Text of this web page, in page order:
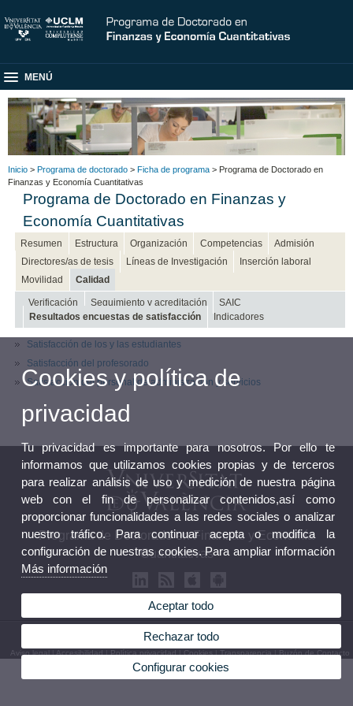
MENÚ
Inicio > Programa de doctorado > Ficha de programa > Programa de Doctorado en
Finanzas y Economía Cuantitativas
Programa de Doctorado en Finanzas y
Economía Cuantitativas
Resumen Estructura Organización Competencias
Admisión
Directores/as de tesis
Líneas de Investigación
Inserción laboral
Movilidad
Calidad
Verificación Seguimiento y acreditación
SAIC
Resultados encuestas de satisfacción
Indicadores
Satisfacción de los y las estudiantes
Satisfacción del profesorado
Satisfacción del personal de administración y servicios
Programa de Doctorado en Finanzas y Economía
Cuantitativas
© 2026 UV. - Av. Tarongers, s/n. 46022 Valencia. Tel. 963828246
Aviso legal|Accesibilidad|Política privacidad|Cookies|Transparencia|Buzón de Contacto
Cookies y política de
privacidad
Tu privacidad es importante para nosotros. Por ello te
informamos que utilizamos cookies propias y de terceros
para realizar análisis de uso y medición de nuestra página
web con el fin de personalizar contenidos,así como
proporcionar funcionalidades a las redes sociales o analizar
nuestro tráfico. Para continuar acepta o modifica la
configuración de nuestras cookies. Para ampliar información
Más información
Aceptar todo
Rechazar todo
Configurar cookies